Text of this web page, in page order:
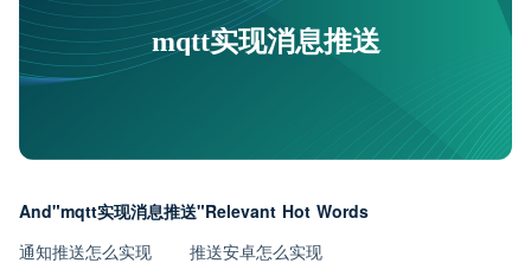
mqtt实现消息推送
And"mqtt实现消息推送"Relevant Hot Words
通知推送怎么实现 推送安卓怎么实现